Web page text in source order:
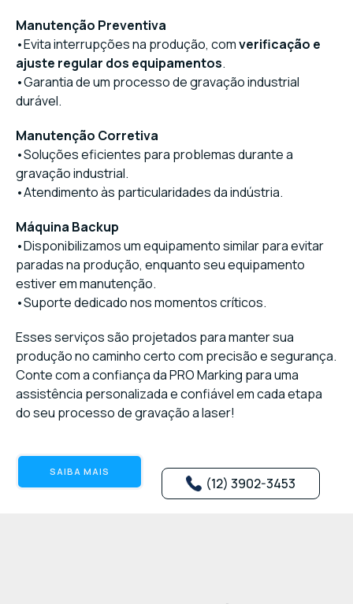
Manutenção Preventiva
•Evita interrupções na produção, comverificação e
ajuste regular dos equipamentos.
•Garantia de um processo de gravação industrial
durável.
Manutenção Corretiva
•Soluções eficientes para problemas durante a
gravação industrial.
•Atendimento às particularidades da indústria.
Máquina Backup
•Disponibilizamos um equipamento similar para evitar
paradas na produção, enquanto seu equipamento
estiver em manutenção.
•Suporte dedicado nos momentos críticos.
Esses serviços são projetados para manter sua
produção no caminho certo com precisão e segurança.
Conte com a confiança da PRO Marking para uma
assistência personalizada e confiável em cada etapa
do seu processo de gravação a laser!
SAIBA MAIS
(12) 3902-3453